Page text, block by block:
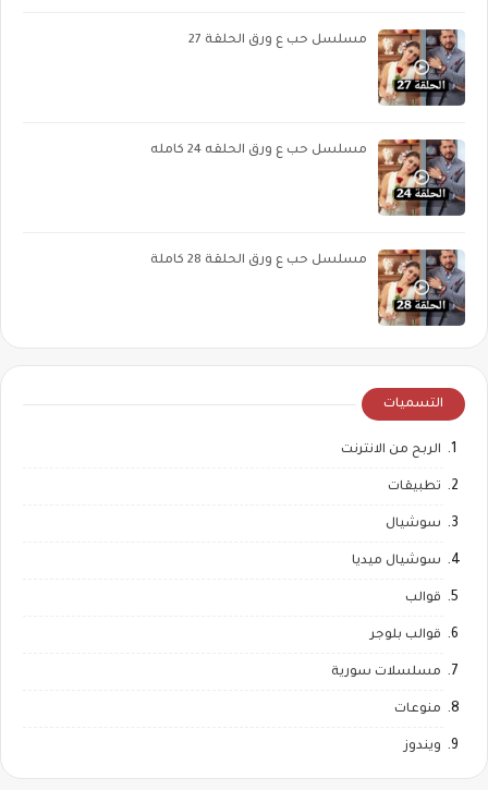
مسلسل حب ع ورق الحلقة 27
مسلسل حب ع ورق الحلقه 24 كامله
مسلسل حب ع ورق الحلقة 28 كاملة
التسميات
الربح من الانترنت
تطبيقات
سوشيال
سوشيال ميديا
قوالب
قوالب بلوجر
مسلسلات سورية
منوعات
ويندوز